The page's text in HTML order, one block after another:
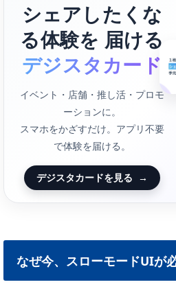
シェアしたくな
る体験を 届ける
デジスタカード
イベント・店舗・推し活・プロモ
ーションに。
スマホをかざすだけ。アプリ不要
で体験を届ける。
デジスタカードを見る →
なぜ今、スローモードUIが